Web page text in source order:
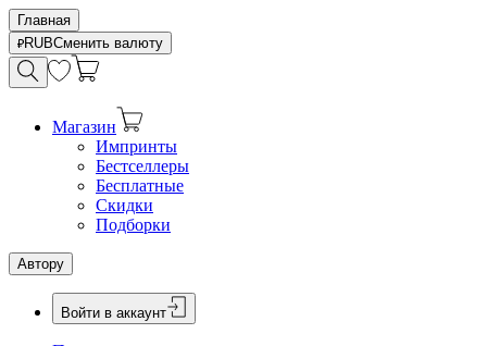
Главная
RUBСменить валюту
Магазин
Импринты
Бестселлеры
Бесплатные
Скидки
Подборки
Автору
Войти в аккаунт